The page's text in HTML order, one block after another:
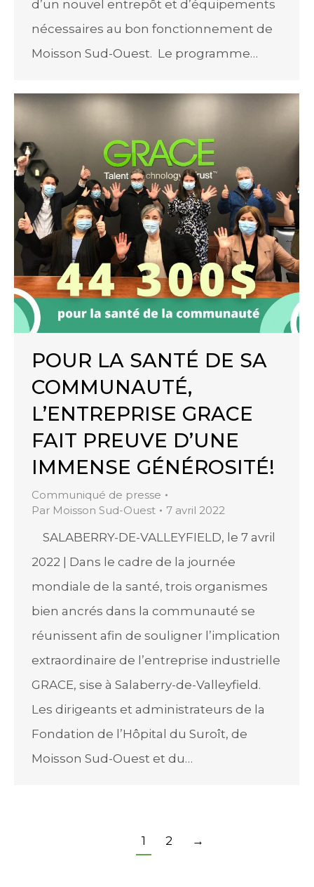
d’un nouvel entrepôt et d’équipements
nécessaires au bon fonctionnement de
Moisson Sud-Ouest. Le programme…
POUR LA SANTÉ DE SA
COMMUNAUTÉ,
L’ENTREPRISE GRACE
FAIT PREUVE D’UNE
IMMENSE GÉNÉROSITÉ!
Communiqué de presse
Par Moisson Sud-Ouest 7 avril 2022
SALABERRY-DE-VALLEYFIELD, le 7 avril
2022 | Dans le cadre de la journée
mondiale de la santé, trois organismes
bien ancrés dans la communauté se
réunissent afin de souligner l’implication
extraordinaire de l’entreprise industrielle
GRACE, sise à Salaberry-de-Valleyfield.
Les dirigeants et administrateurs de la
Fondation de l’Hôpital du Suroît, de
Moisson Sud-Ouest et du…
1 2 →